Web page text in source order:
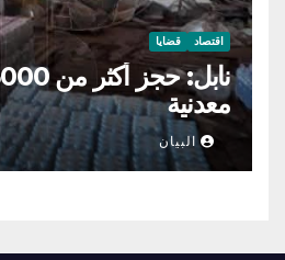
اقتصاد قضايا
معدنية
البيان